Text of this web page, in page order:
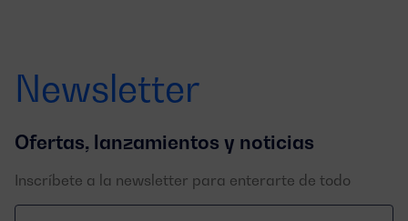
Newsletter
Ofertas, lanzamientos y noticias
Inscríbete a la newsletter para enterarte de todo